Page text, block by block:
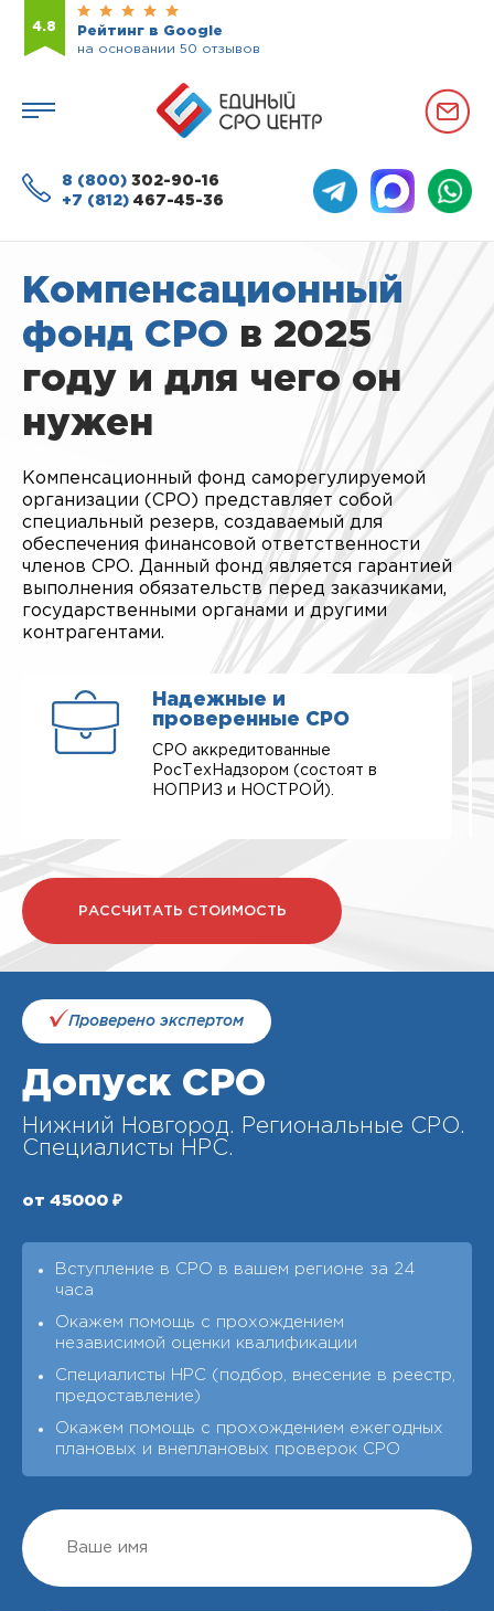
4.8
Рейтинг в Google
на основании 50 отзывов
8 (800) 302-90-16
+7 (812) 467-45-36
Компенсационный
фонд СРО в 2025
году и для чего он
нужен
Компенсационный фонд саморегулируемой
организации (СРО) представляет собой
специальный резерв, создаваемый для
обеспечения финансовой ответственности
членов СРО. Данный фонд является гарантией
выполнения обязательств перед заказчиками,
государственными органами и другими
контрагентами.
Надежные и
проверенные СРО
СРО аккредитованные
РосТехНадзором (состоят в
НОПРИЗ и НОСТРОЙ).
РАССЧИТАТЬ СТОИМОСТЬ
Проверено экспертом
Допуск СРО
Нижний Новгород. Региональные СРО.
Специалисты НРС.
от 45000 ₽
Вступление в СРО в вашем регионе за 24
часа
Окажем помощь с прохождением
независимой оценки квалификации
Специалисты НРС (подбор, внесение в реестр,
предоставление)
Окажем помощь с прохождением ежегодных
плановых и внеплановых проверок СРО